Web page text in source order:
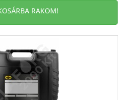
RAKOM!